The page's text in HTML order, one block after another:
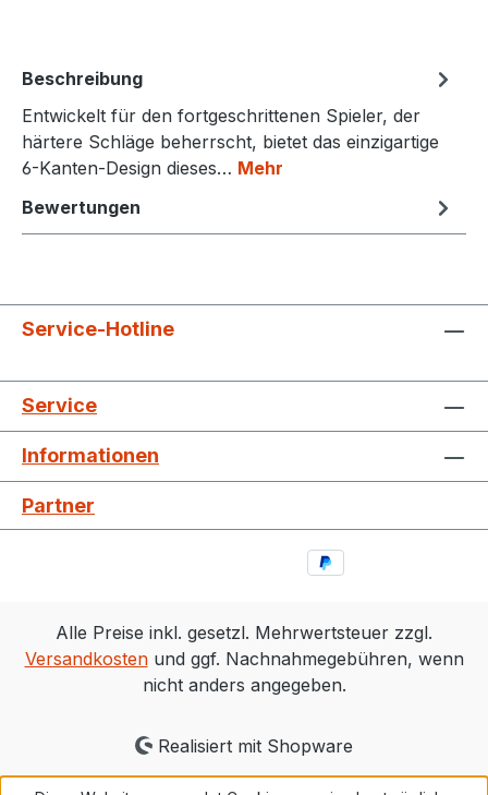
Beschreibung
Entwickelt für den fortgeschrittenen Spieler, der
härtere Schläge beherrscht, bietet das einzigartige
6-Kanten-Design dieses… Mehr
Bewertungen
Service-Hotline
Service
Informationen
Partner
Alle Preise inkl. gesetzl. Mehrwertsteuer zzgl.
Versandkostenund ggf. Nachnahmegebühren, wenn
nicht anders angegeben.
Realisiert mit Shopware